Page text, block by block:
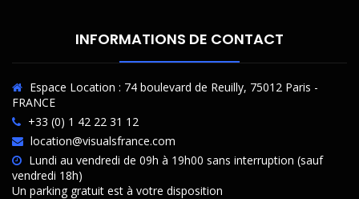
INFORMATIONS DE CONTACT
Espace Location : 74 boulevard de Reuilly, 75012 Paris -
FRANCE
+33 (0) 1 42 22 31 12
location@visualsfrance.com
Lundi au vendredi de 09h à 19h00 sans interruption (sauf
vendredi 18h)
Un parking gratuit est à votre disposition